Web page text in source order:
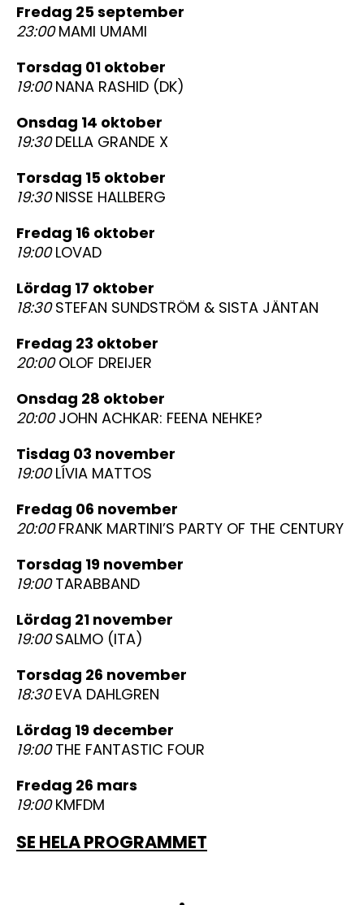
fredag 25 september
23:00MAMI UMAMI
torsdag 01 oktober
19:00NANA RASHID (DK)
onsdag 14 oktober
19:30DELLA GRANDE X
torsdag 15 oktober
19:30NISSE HALLBERG
fredag 16 oktober
19:00LOVAD
lördag 17 oktober
18:30STEFAN SUNDSTRÖM & SISTA JÄNTAN
fredag 23 oktober
20:00OLOF DREIJER
onsdag 28 oktober
20:00JOHN ACHKAR: FEENA NEHKE?
tisdag 03 november
19:00LÍVIA MATTOS
fredag 06 november
20:00FRANK MARTINI’S PARTY OF THE CENTURY
torsdag 19 november
19:00TARABBAND
lördag 21 november
19:00SALMO (ITA)
torsdag 26 november
18:30EVA DAHLGREN
lördag 19 december
19:00THE FANTASTIC FOUR
fredag 26 mars
19:00KMFDM
SE HELA PROGRAMMET